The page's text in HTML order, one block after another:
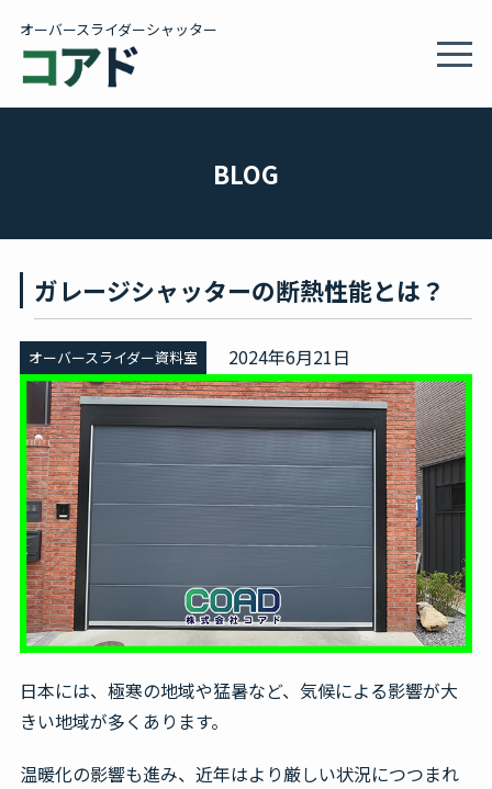
オーバースライダーシャッター
会社概要
カタログ
BLOG
BLOG
ガレージシャッターの断熱性能とは？
オーバースライダー資料室 2024年6月21日
日本には、極寒の地域や猛暑など、気候による影響が大
きい地域が多くあります。
温暖化の影響も進み、近年はより厳しい状況につつまれ